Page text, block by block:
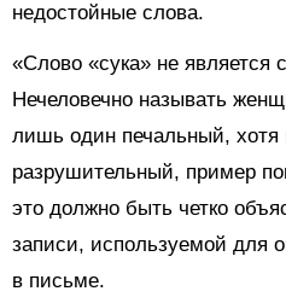
недостойные слова.
«Слово «сука» не
Нечеловечно называть
лишь один печальный, хотя
разрушительный, пример
это должно быть четко
записи, используемой для
в письме.